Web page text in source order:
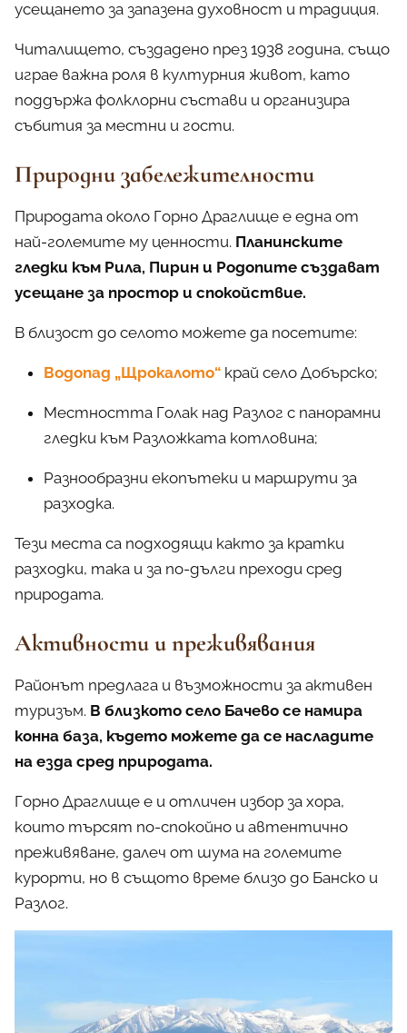
усещането за запазена духовност и традиция.
Читалището, създадено през 1938 година, също
играе важна роля в културния живот, като
поддържа фолклорни състави и организира
събития за местни и гости.
Природни забележителности
Природата около Горно Драглище е една от
най-големите му ценности. Планинските
гледки към Рила, Пирин и Родопите създават
усещане за простор и спокойствие.
В близост до селото можете да посетите:
Водопад „Щрокалото“ край село Добърско;
Местността Голак над Разлог с панорамни
гледки към Разложката котловина;
Разнообразни екопътеки и маршрути за
разходка.
Тези места са подходящи както за кратки
разходки, така и за по-дълги преходи сред
природата.
Активности и преживявания
Районът предлага и възможности за активен
туризъм. В близкото село Бачево се намира
конна база, където можете да се насладите
на езда сред природата.
Горно Драглище е и отличен избор за хора,
които търсят по-спокойно и автентично
преживяване, далеч от шума на големите
курорти, но в същото време близо до Банско и
Разлог.